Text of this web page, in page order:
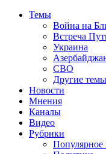
Темы
Война на
Встреча
Украина
СВО
Другие темы
Новости
Мнения
Каналы
Видео
Рубрики
Популярное